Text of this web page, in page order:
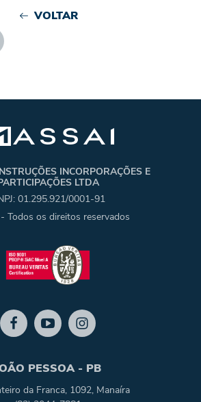
VOLTAR
Twitter
INCORPORAÇÕES E
LTDA
01.295.921/0001-91
Todos os direitos reservados
PESSOA - PB
da Franca, 1092, Manaíra